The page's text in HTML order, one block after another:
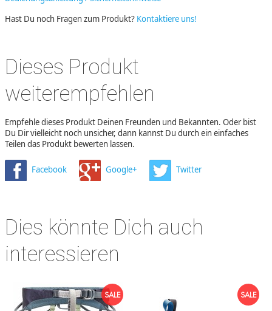
Hast Du noch Fragen zum Produkt? Kontaktiere uns!
Dieses Produkt
weiterempfehlen
Empfehle dieses Produkt Deinen Freunden und Bekannten. Oder bist
Du Dir vielleicht noch unsicher, dann kannst Du durch ein einfaches
Teilen das Produkt bewerten lassen.
Facebook Google+ Twitter
Dies könnte Dich auch
interessieren